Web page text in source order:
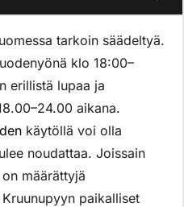
tarkoin säädeltyä.
klo 18:00–
erillistä lupaa ja
aikana.
käytöllä voi olla
noudattaa. Joissain
määrättyjä
paikalliset